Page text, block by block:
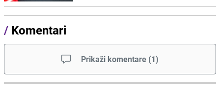
/ Komentari
Prikaži komentare (1)